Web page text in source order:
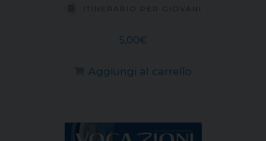
ITINERARIO PER GIOVANI
5,00€
Aggiungi al carrello